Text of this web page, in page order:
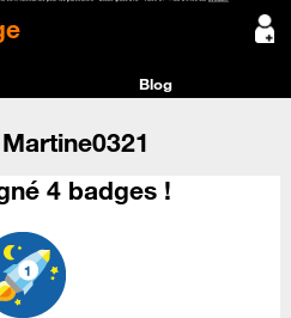
Blog
4 badges !